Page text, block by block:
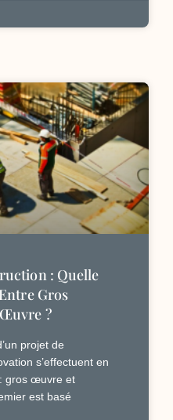
: Quelle
Gros
?
projet de
s’effectuent en
gros œuvre et
est basé